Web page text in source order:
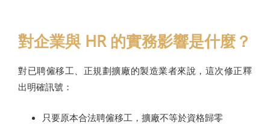
對企業與 HR 的實務影響是什麼？
對已聘僱移工、正規劃擴廠的製造業者來說，這次修正釋
出明確訊號：
只要原本合法聘僱移工，擴廠不等於資格歸零